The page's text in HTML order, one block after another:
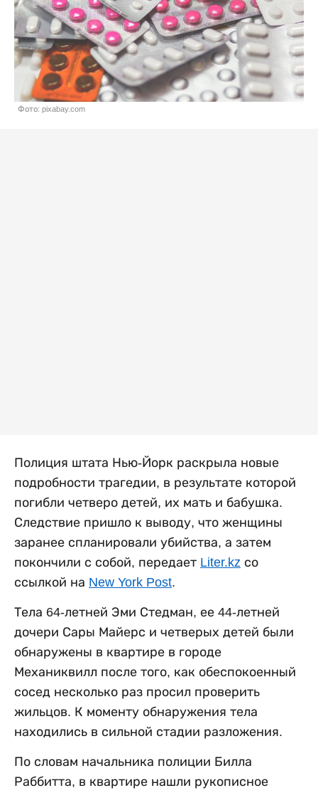
Фото: pixabay.com
Полиция штата Нью-Йорк раскрыла новые
подробности трагедии, в результате которой
погибли четверо детей, их мать и бабушка.
Следствие пришло к выводу, что женщины
заранее спланировали убийства, а затем
покончили с собой, передает Liter.kz со
ссылкой на New York Post.
Тела 64-летней Эми Стедман, ее 44-летней
дочери Сары Майерс и четверых детей были
обнаружены в квартире в городе
Механиквилл после того, как обеспокоенный
сосед несколько раз просил проверить
жильцов. К моменту обнаружения тела
находились в сильной стадии разложения.
По словам начальника полиции Билла
Раббитта, в квартире нашли рукописное